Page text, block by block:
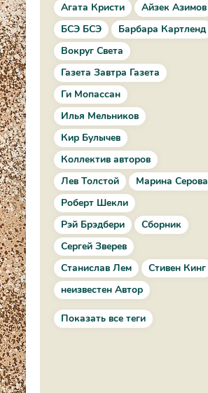
Агата Кристи
Айзек Азимов
БСЭ БСЭ
Барбара Картленд
Вокруг Света
Газета Завтра Газета
Ги Мопассан
Илья Мельников
Кир Булычев
Коллектив авторов
Лев Толстой
Марина Серова
Роберт Шекли
Рэй Брэдбери
Сборник
Сергей Зверев
Станислав Лем
Стивен Кинг
неизвестен Автор
Показать все теги